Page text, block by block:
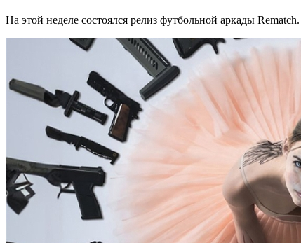
На этой неделе состоялся релиз футбольной аркады